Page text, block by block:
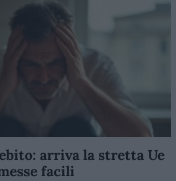
arriva la stretta Ue
facili